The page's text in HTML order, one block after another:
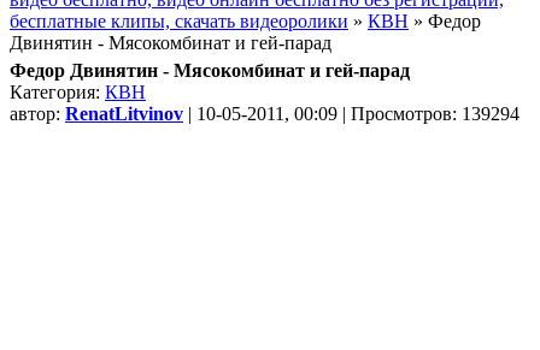
бесплатные клипы, скачать видеоролики » КВН » Федор
Двинятин - Мясокомбинат и гей-парад
Федор Двинятин - Мясокомбинат и гей-парад
Категория: КВН
автор: RenatLitvinov | 10-05-2011, 00:09 | Просмотров: 139294